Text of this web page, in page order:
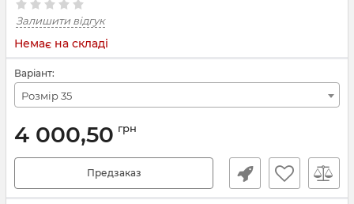
Залишити відгук
Немає на складі
Варіант:
Розмір 35
4 000,50 грн
Предзаказ